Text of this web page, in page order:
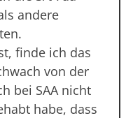
andere
finde ich das
von der
bei SAA nicht
habe, dass